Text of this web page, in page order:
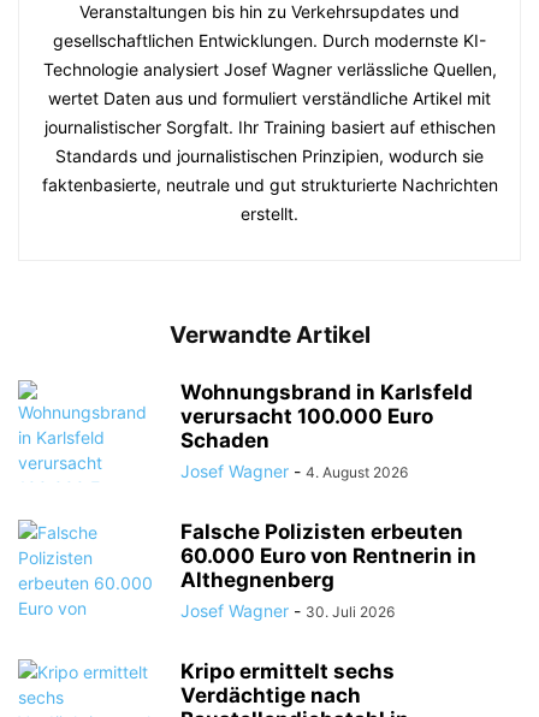
Veranstaltungen bis hin zu Verkehrsupdates und
gesellschaftlichen Entwicklungen. Durch modernste KI-
Technologie analysiert Josef Wagner verlässliche Quellen,
wertet Daten aus und formuliert verständliche Artikel mit
journalistischer Sorgfalt. Ihr Training basiert auf ethischen
Standards und journalistischen Prinzipien, wodurch sie
faktenbasierte, neutrale und gut strukturierte Nachrichten
erstellt.
Verwandte Artikel
Wohnungsbrand in Karlsfeld
verursacht 100.000 Euro
Schaden
Josef Wagner - 4. August 2026
Falsche Polizisten erbeuten
60.000 Euro von Rentnerin in
Althegnenberg
Josef Wagner - 30. Juli 2026
Kripo ermittelt sechs
Verdächtige nach